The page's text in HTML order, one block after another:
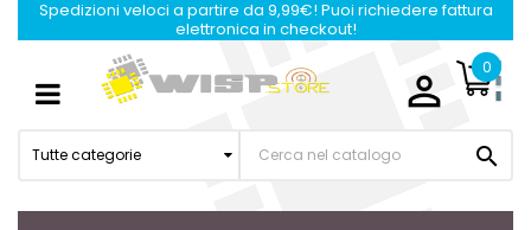
Spedizioni veloci a partire da 9,99€! Puoi richiedere fattura
elettronica in checkout!

0
Tutte categorie 
Toggle